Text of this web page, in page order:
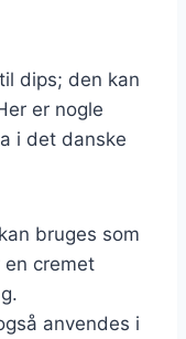
dips; den kan
er nogle
i det danske
bruges som
cremet
anvendes i